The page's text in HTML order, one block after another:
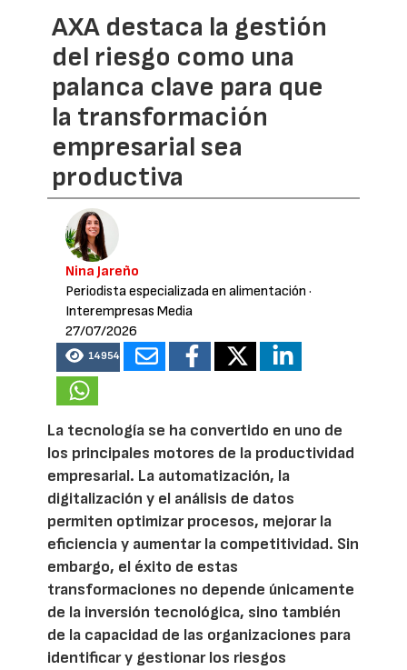
AXA destaca la gestión
del riesgo como una
palanca clave para que
la transformación
empresarial sea
productiva
Nina Jareño
Periodista especializada en alimentación ·
Interempresas Media
27/07/2026
14954
La tecnología se ha convertido en uno de
los principales motores de la productividad
empresarial. La automatización, la
digitalización y el análisis de datos
permiten optimizar procesos, mejorar la
eficiencia y aumentar la competitividad. Sin
embargo, el éxito de estas
transformaciones no depende únicamente
de la inversión tecnológica, sino también
de la capacidad de las organizaciones para
identificar y gestionar los riesgos